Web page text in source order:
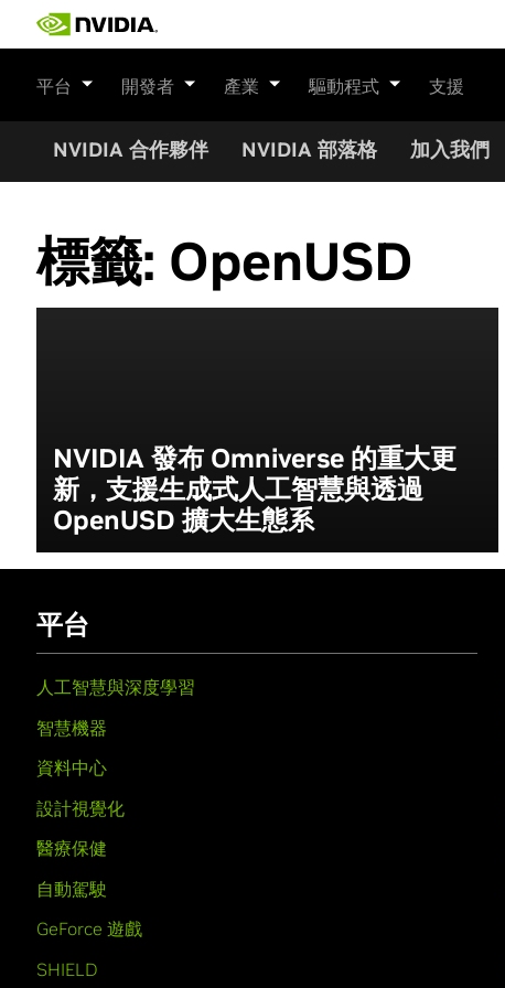
平台 開發者 產業 驅動程式 支援
NVIDIA 合作夥伴 NVIDIA 部落格 加入我們
標籤: OpenUSD
NVIDIA 發布 Omniverse 的重大更
新，支援生成式人工智慧與透過
OpenUSD 擴大生態系
平台
人工智慧與深度學習
智慧機器
資料中心
設計視覺化
醫療保健
自動駕駛
GeForce 遊戲
SHIELD